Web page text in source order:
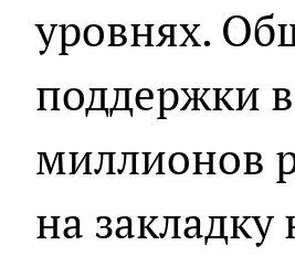
уровнях.
поддержки
миллионов
на